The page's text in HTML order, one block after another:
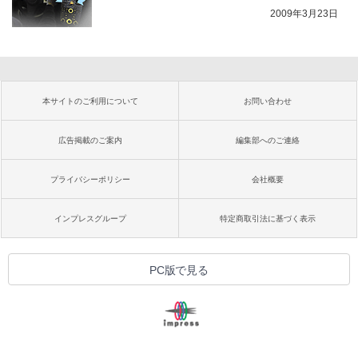
2009年3月23日
本サイトのご利用について お問い合わせ
広告掲載のご案内 編集部へのご連絡
プライバシーポリシー 会社概要
インプレスグループ 特定商取引法に基づく表示
PC版で見る